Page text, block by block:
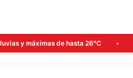
máximas de hasta 26°C